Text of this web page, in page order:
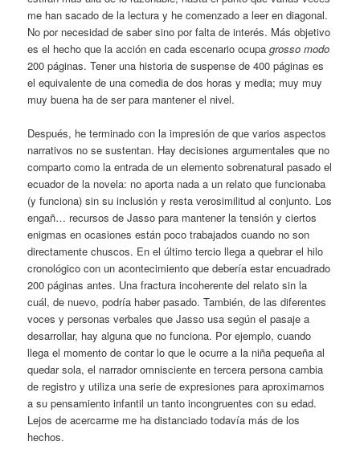
me han sacado de la lectura y he comenzado a leer en diagonal.
No por necesidad de saber sino por falta de interés. Más objetivo
es el hecho que la acción en cada escenario ocupagrosso modo
200 páginas. Tener una historia de suspense de 400 páginas es
el equivalente de una comedia de dos horas y media; muy muy
muy buena ha de ser para mantener el nivel.
Después, he terminado con la impresión de que varios aspectos
narrativos no se sustentan. Hay decisiones argumentales que no
comparto como la entrada de un elemento sobrenatural pasado el
ecuador de la novela: no aporta nada a un relato que funcionaba
(y funciona) sin su inclusión y resta verosimilitud al conjunto. Los
engañ… recursos de Jasso para mantener la tensión y ciertos
enigmas en ocasiones están poco trabajados cuando no son
directamente chuscos. En el último tercio llega a quebrar el hilo
cronológico con un acontecimiento que debería estar encuadrado
200 páginas antes. Una fractura incoherente del relato sin la
cuál, de nuevo, podría haber pasado. También, de las diferentes
voces y personas verbales que Jasso usa según el pasaje a
desarrollar, hay alguna que no funciona. Por ejemplo, cuando
llega el momento de contar lo que le ocurre a la niña pequeña al
quedar sola, el narrador omnisciente en tercera persona cambia
de registro y utiliza una serie de expresiones para aproximarnos
a su pensamiento infantil un tanto incongruentes con su edad.
Lejos de acercarme me ha distanciado todavía más de los
hechos.